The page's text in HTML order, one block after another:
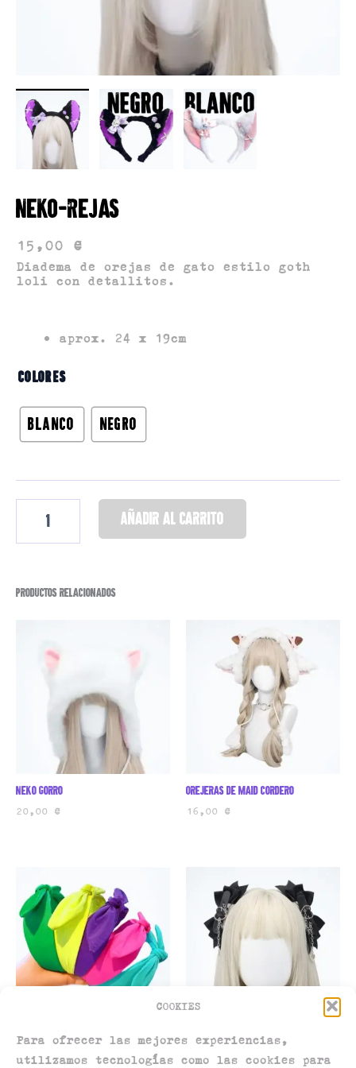
COOKIES
Para ofrecer las mejores experiencias,
utilizamos tecnologías como las cookies para
Neko-rejas
15,00 €
Diadema de orejas de gato estilo goth
loli con detallitos.
aprox. 24 x 19cm
COLORES
BLANCO NEGRO
Añadir al carrito
Productos relacionados
Neko gorro
20,00 €
Orejeras de maid cordero
16,00 €
Diadema
5,00€
Lacitos goth loli
12,00 €